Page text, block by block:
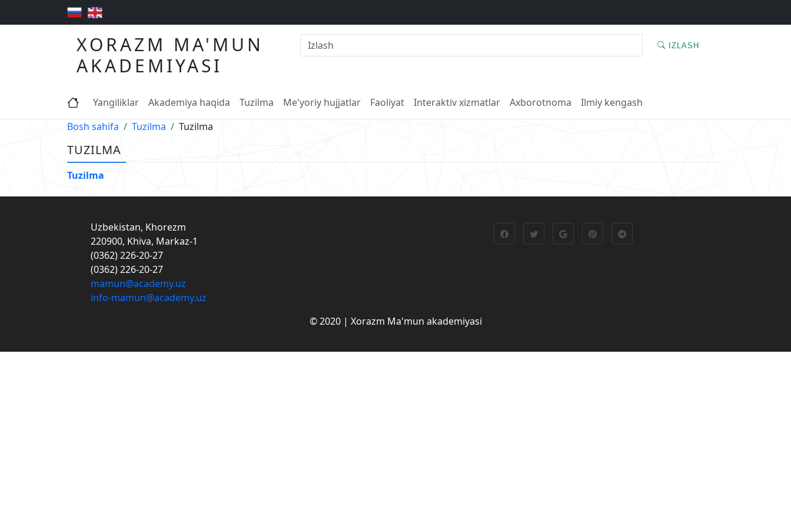
XORAZM MA'MUN
AKADEMIYASI
IZLASH
Yangiliklar Akademiya haqida Tuzilma Me'yoriy hujjatlar Faoliyat Interaktiv xizmatlar Axborotnoma
Ilmiy kengash
Bosh sahifa
Tuzilma Tuzilma
TUZILMA
Tuzilma
Uzbekistan, Khorezm
220900, Khiva, Markaz-1
(0362) 226-20-27
(0362) 226-20-27
mamun@academy.uz
info-mamun@academy.uz
© 2020 | Xorazm Ma'mun akademiyasi